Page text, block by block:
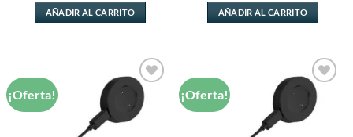
original
era:
S/ 49.99.
actual
es:
S/ 34.99.
AÑADIR AL CARRITO
original
era:
S/ 49.99.
actual
es:
S/ 34.99.
AÑADIR AL CARRITO
¡Oferta!
Añadir
a la
lista de
¡Oferta!
Añadir
a la
lista de